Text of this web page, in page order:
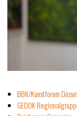
BBK/Kunstforum
GEDOK